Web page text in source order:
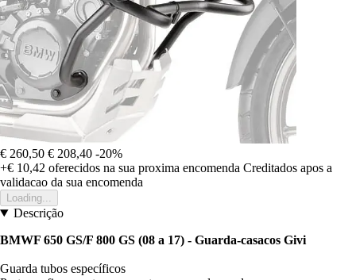
€ 260,50 € 208,40 -20%
+€ 10,42 oferecidos na sua proxima encomenda Creditados apos a
validacao da sua encomenda
Loading...
Descrição
BMWF 650 GS/F 800 GS (08 a 17) - Guarda-casacos Givi
Guarda tubos específicos